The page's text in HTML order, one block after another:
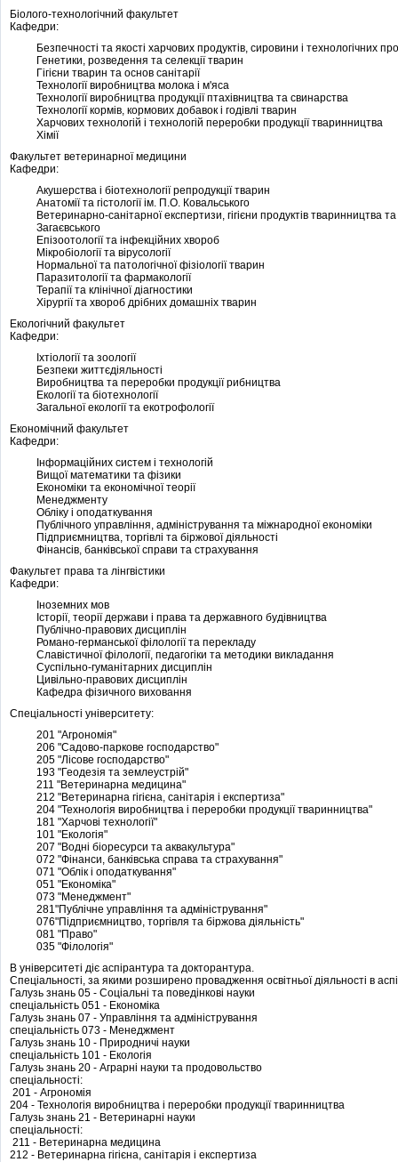
Біолого-технологічний факультет
Кафедри:
Безпечності та якості харчових продуктів, сировини і технологічних
Генетики, розведення та селекції тварин
Гігієни тварин та основ санітарії
Технології виробництва молока і м'яса
Технології виробництва продукції птахівництва та свинарства
Технології кормів, кормових добавок і годівлі тварин
Харчових технологій і технологій переробки продукції тваринництва
Хімії
Факультет ветеринарної медицини
Кафедри:
Акушерства і біотехнології репродукції тварин
Анатомії та гістології ім. П.О. Ковальського
Ветеринарно-санітарної експертизи, гігієни продуктів тваринництва
Загаєвського
Епізоотології та інфекційних хвороб
Мікробіології та вірусології
Нормальної та патологічної фізіології тварин
Паразитології та фармакології
Терапії та клінічної діагностики
Хірургії та хвороб дрібних домашніх тварин
Екологічний факультет
Кафедри:
Іхтіології та зоології
Безпеки життєдіяльності
Виробництва та переробки продукції рибництва
Екології та біотехнології
Загальної екології та екотрофології
Економічний факультет
Кафедри:
Інформаційних систем і технологій
Вищої математики та фізики
Економіки та економічної теорії
Менеджменту
Обліку і оподаткування
Публічного управління, адміністрування та міжнародної економіки
Підприємництва, торгівлі та біржової діяльності
Фінансів, банківської справи та страхування
Факультет права та лінгвістики
Кафедри:
Іноземних мов
Історії, теорії держави і права та державного будівництва
Публічно-правових дисциплін
Романо-германської філології та перекладу
Славістичної філології, педагогіки та методики викладання
Суспільно-гуманітарних дисциплін
Цивільно-правових дисциплін
Кафедра фізичного виховання
Спеціальності університету:
201 "Агрономія"
206 "Садово-паркове господарство"
205 "Лісове господарство"
193 "Геодезія та землеустрій"
211 "Ветеринарна медицина"
212 "Ветеринарна гігієна, санітарія і експертиза"
204 "Технологія виробництва і переробки продукції тваринництва"
181 "Харчові технології"
101 "Екологія"
207 "Водні біоресурси та аквакультура"
072 "Фінанси, банківська справа та страхування"
071 "Облік і оподаткування"
051 "Економіка"
073 "Менеджмент"
281"Публічне управління та адміністрування"
076"Підприємництво, торгівля та біржова діяльність"
081 "Право"
035 "Філологія"
В університеті діє аспірантура та докторантура.
Спеціальності, за якими розширено провадження освітньої діяльності в
Галузь знань 05 - Соціальні та поведінкові науки
спеціальність 051 - Економіка
Галузь знань 07 - Управління та адміністрування
спеціальність 073 - Менеджмент
Галузь знань 10 - Природничі науки
спеціальність 101 - Екологія
Галузь знань 20 - Аграрні науки та продовольство
спеціальності:
201 - Агрономія
204 - Технологія виробництва і переробки продукції тваринництва
Галузь знань 21 - Ветеринарні науки
спеціальності:
211 - Ветеринарна медицина
212 - Ветеринарна гігієна, санітарія і експертиза